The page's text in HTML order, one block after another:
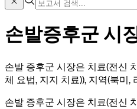
손발증후군 시
손발 증후군 시장은 치료(전신
체 요법, 지지 치료)), 지역(북미
손발 증후군 시장은 치료(전신